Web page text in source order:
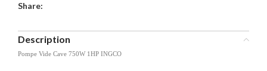
Share:
Description
Pompe Vide Cave 750W 1HP INGCO